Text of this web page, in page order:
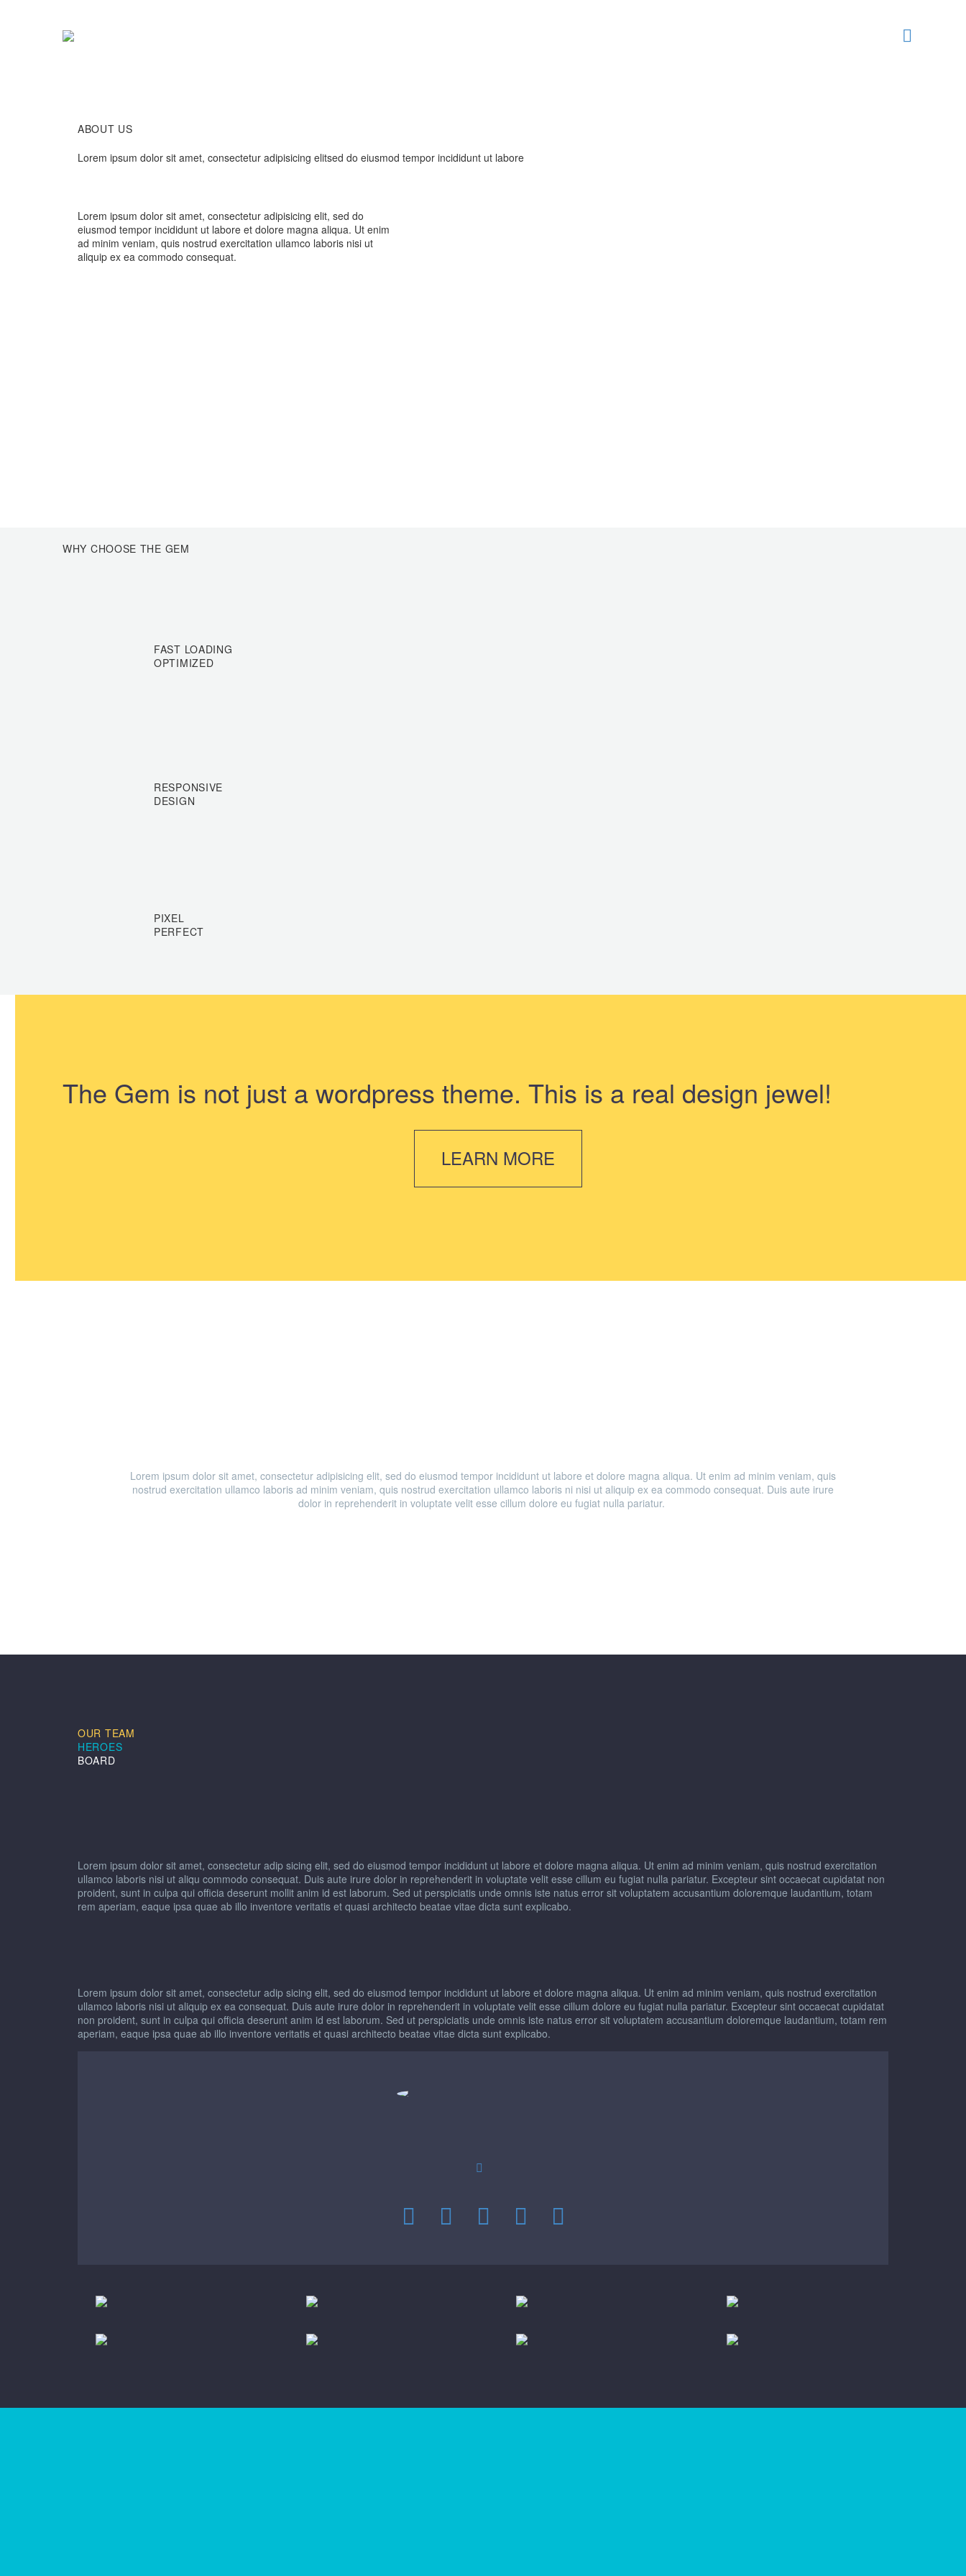
ABOUT US
Lorem ipsum dolor sit amet, consectetur adipisicing elitsed do eiusmod tempor incididunt ut labore
Lorem ipsum dolor sit amet, consectetur adipisicing elit, sed do
eiusmod tempor incididunt ut labore et dolore magna aliqua. Ut enim
ad minim veniam, quis nostrud exercitation ullamco laboris nisi ut
aliquip ex ea commodo consequat.
WHY CHOOSE THE GEM
FAST LOADING
OPTIMIZED
RESPONSIVE
DESIGN
PIXEL
PERFECT
The Gem is not just a wordpress theme. This is a real design jewel!
LEARN MORE
Lorem ipsum dolor sit amet, consectetur adipisicing elit, sed do eiusmod tempor incididunt ut labore et dolore magna aliqua. Ut enim ad minim veniam, quis
nostrud exercitation ullamco laboris ad minim veniam, quis nostrud exercitation ullamco laboris ni nisi ut aliquip ex ea commodo consequat. Duis aute irure
dolor in reprehenderit in voluptate velit esse cillum dolore eu fugiat nulla pariatur.
OUR TEAM
HEROES
BOARD
Lorem ipsum dolor sit amet, consectetur adip sicing elit, sed do eiusmod tempor incididunt ut labore et dolore magna aliqua. Ut enim ad minim veniam, quis nostrud exercitation
ullamco laboris nisi ut aliqu commodo consequat. Duis aute irure dolor in reprehenderit in voluptate velit esse cillum eu fugiat nulla pariatur. Excepteur sint occaecat cupidatat non
proident, sunt in culpa qui officia deserunt mollit anim id est laborum. Sed ut perspiciatis unde omnis iste natus error sit voluptatem accusantium doloremque laudantium, totam
rem aperiam, eaque ipsa quae ab illo inventore veritatis et quasi architecto beatae vitae dicta sunt explicabo.
Lorem ipsum dolor sit amet, consectetur adip sicing elit, sed do eiusmod tempor incididunt ut labore et dolore magna aliqua. Ut enim ad minim veniam, quis nostrud exercitation
ullamco laboris nisi ut aliquip ex ea consequat. Duis aute irure dolor in reprehenderit in voluptate velit esse cillum dolore eu fugiat nulla pariatur. Excepteur sint occaecat cupidatat
non proident, sunt in culpa qui officia deserunt anim id est laborum. Sed ut perspiciatis unde omnis iste natus error sit voluptatem accusantium doloremque laudantium, totam rem
aperiam, eaque ipsa quae ab illo inventore veritatis et quasi architecto beatae vitae dicta sunt explicabo.